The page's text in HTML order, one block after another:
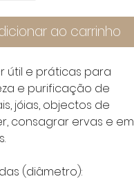
ao carrinho
útil e práticas para
e purificação de
jóias, objectos de
consagrar ervas e em
(diâmetro):